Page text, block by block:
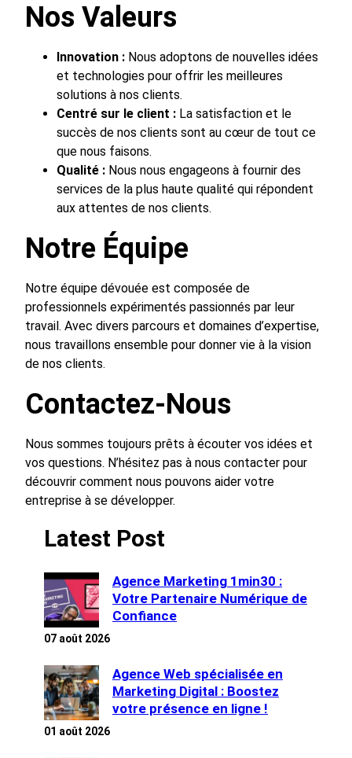
Nos Valeurs
Innovation : Nous adoptons de nouvelles idées
et technologies pour offrir les meilleures
solutions à nos clients.
Centré sur le client : La satisfaction et le
succès de nos clients sont au cœur de tout ce
que nous faisons.
Qualité : Nous nous engageons à fournir des
services de la plus haute qualité qui répondent
aux attentes de nos clients.
Notre Équipe
Notre équipe dévouée est composée de
professionnels expérimentés passionnés par leur
travail. Avec divers parcours et domaines d’expertise,
nous travaillons ensemble pour donner vie à la vision
de nos clients.
Contactez-Nous
Nous sommes toujours prêts à écouter vos idées et
vos questions. N’hésitez pas à nous contacter pour
découvrir comment nous pouvons aider votre
entreprise à se développer.
Latest Post
Agence Marketing 1min30 :
Votre Partenaire Numérique de
Confiance
07 août 2026
Agence Web spécialisée en
Marketing Digital : Boostez
votre présence en ligne !
01 août 2026